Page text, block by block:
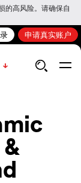
的高风险。请确保自
申请真实账户